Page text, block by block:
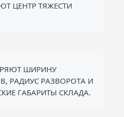
ЦЕНТР ТЯЖЕСТИ
ШИРИНУ
РАДИУС РАЗВОРОТА И
ГАБАРИТЫ СКЛАДА.